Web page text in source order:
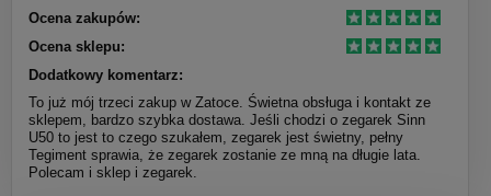
Ocena zakupów:
Ocena sklepu:
Dodatkowy komentarz:
To już mój trzeci zakup w Zatoce. Świetna obsługa i kontakt ze
sklepem, bardzo szybka dostawa. Jeśli chodzi o zegarek Sinn
U50 to jest to czego szukałem, zegarek jest świetny, pełny
Tegiment sprawia, że zegarek zostanie ze mną na długie lata.
Polecam i sklep i zegarek.